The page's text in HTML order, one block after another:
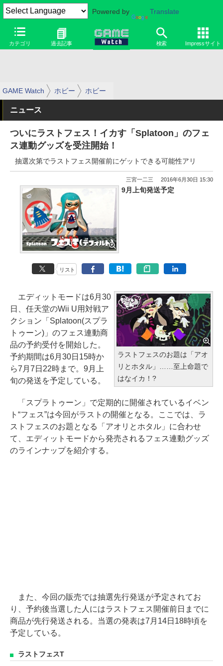
Powered by Translate
カテゴリ 過去記事 検索 Impressサイト
GAME Watch ホビー ホビー
ニュース
ついにラストフェス！イカす「Splatoon」のフェ
ス連動グッズを受注開始！
抽選次第でラストフェス開催前にゲットできる可能性アリ
三宮一二三 2016年6月30日 15:30
9月上旬発送予定
リスト
ラストフェスのお題は「アオ
リとホタル」……至上命題で
はなイカ！?
エディットモードは6月30
日、任天堂のWii U用対戦ア
クション「Splatoon(スプラ
トゥーン)」のフェス連動商
品の予約受付を開始した。
予約期間は6月30日15時か
ら7月7日22時まで。9月上
旬の発送を予定している。
「スプラトゥーン」で定期的に開催されているイベン
ト“フェス”は今回がラストの開催となる。ここでは、ラ
ストフェスのお題となる「アオリとホタル」に合わせ
て、エディットモードから発売されるフェス連動グッズ
のラインナップを紹介する。
また、今回の販売では抽選先行発送が予定されてお
り、予約後当選した人にはラストフェス開催前日までに
商品が先行発送される。当選の発表は7月14日18時頃を
予定している。
ラストフェスT